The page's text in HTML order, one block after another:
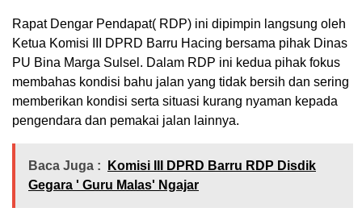
Rapat Dengar Pendapat( RDP) ini dipimpin langsung oleh
Ketua Komisi III DPRD Barru Hacing bersama pihak Dinas
PU Bina Marga Sulsel. Dalam RDP ini kedua pihak fokus
membahas kondisi bahu jalan yang tidak bersih dan sering
memberikan kondisi serta situasi kurang nyaman kepada
pengendara dan pemakai jalan lainnya.
Baca Juga :
Komisi III DPRD Barru RDP Disdik
Gegara ' Guru Malas' Ngajar